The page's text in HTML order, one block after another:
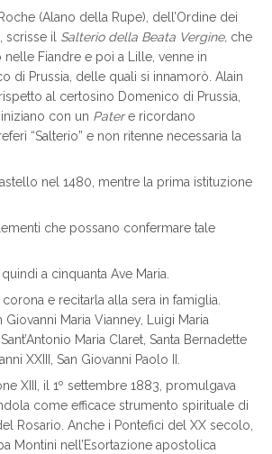
(Alano della Rupe), dell’Ordine dei
scrisse il Salterio della Beata Vergine, che
Fiandre e poi a Lille, venne in
di Prussia, delle quali si innamorò. Alain
al certosino Domenico di Prussia,
con un Patere ricordano
“Salterio” e non ritenne necessaria la
nel 1480, mentre la prima istituzione
che possano confermare tale
a cinquanta Ave Maria.
e recitarla alla sera in famiglia.
Maria Vianney, Luigi Maria
Maria Claret, Santa Bernadette
XXIII, San Giovanni Paolo II.
XIII, il 1º settembre 1883, promulgava
come efficace strumento spirituale di
Rosario. Anche i Pontefici del XX secolo,
Montini nell’Esortazione apostolica